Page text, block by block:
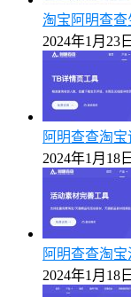
淘宝阿明查
2024年1月23日
阿明查查淘宝
2024年1月18日
阿明查查淘
2024年1月18日